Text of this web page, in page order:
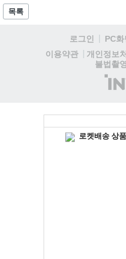
목록
로그인 PC화
이용약관
개인정보
불법촬